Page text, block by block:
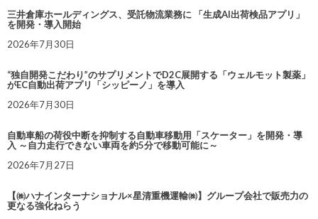
三井倉庫ホールディングス、受託物流業務に 「生成AI出荷検品アプリ」
を開発・導入開始
2026年7月30日
“独自開発こだわり”のサプリメントでD2C展開する「ウェルモット製薬」
がEC自動出荷アプリ「シッピーノ」を導入
2026年7月30日
自動車船の荷役中断を抑制する自動車移動用「スケーター」を開発・導
入 ～自力走行できない車両を約5分で移動可能に～
2026年7月27日
【㈱ハナインターナショナル×星清重機運輸㈱】グループ会社で販売力の
更なる強化ねらう